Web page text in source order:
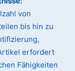
von
bis hin zu
erfordert
Fähigkeiten